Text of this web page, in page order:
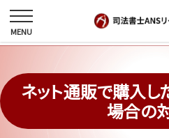
ネット通販で購入
場合の